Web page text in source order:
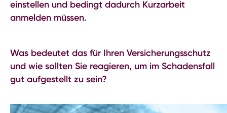
einstellen und bedingt dadurch Kurzarbeit
anmelden müssen.
Was bedeutet das für Ihren Versicherungsschutz
und wie sollten Sie reagieren, um im Schadensfall
gut aufgestellt zu sein?